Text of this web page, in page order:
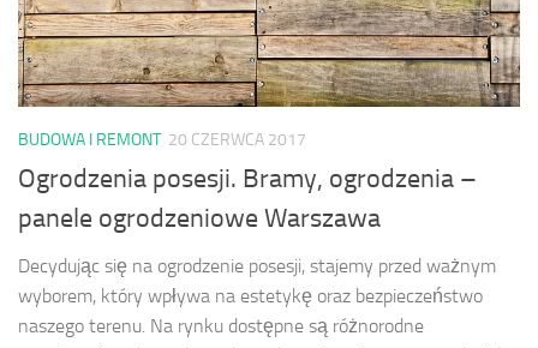
BUDOWA I REMONT 20 CZERWCA 2017
Ogrodzenia posesji. Bramy, ogrodzenia –
panele ogrodzeniowe Warszawa
Decydując się na ogrodzenie posesji, stajemy przed ważnym
wyborem, który wpływa na estetykę oraz bezpieczeństwo
naszego terenu. Na rynku dostępne są różnorodne